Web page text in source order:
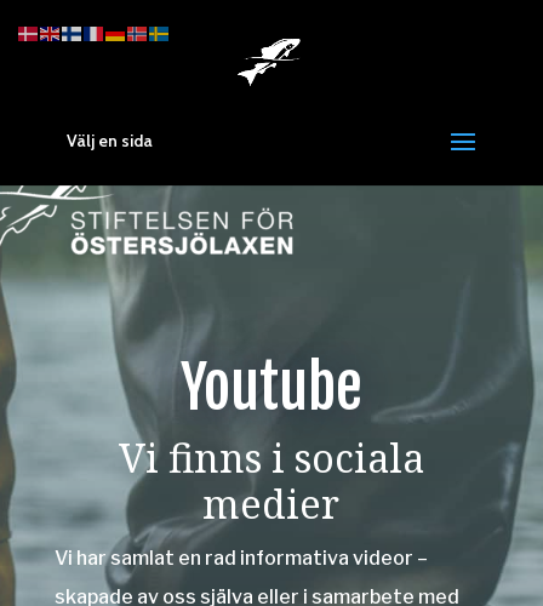
Välj en sida
Youtube
Vi finns i sociala
medier
Vi har samlat en rad informativa videor –
skapade av oss själva eller i samarbete med